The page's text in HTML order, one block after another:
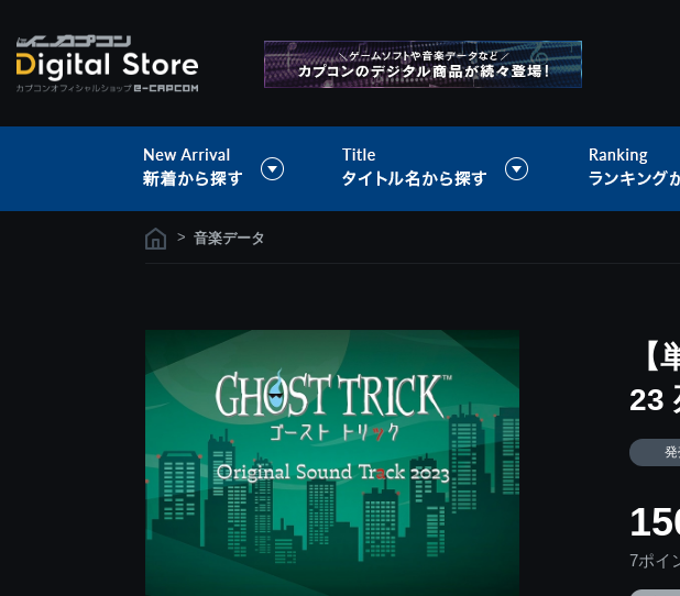
> 音楽データ
23
発
7ポイ